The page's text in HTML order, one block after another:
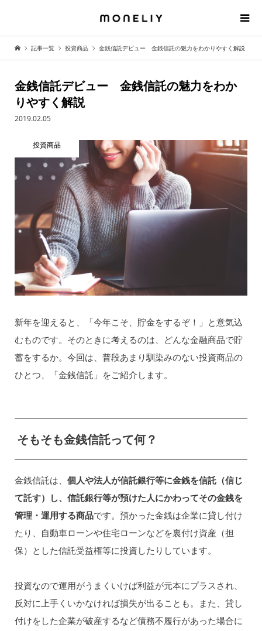
記事一覧 投資商品 金銭信託デビュー 金銭信託の魅力をわかりやすく解説
金銭信託デビュー 金銭信託の魅力をわか
りやすく解説
2019.02.05
投資商品
新年を迎えると、「今年こそ、貯金をするぞ！」と意気込
むものです。そのときに考えるのは、どんな金融商品で貯
蓄をするか。今回は、普段あまり馴染みのない投資商品の
ひとつ、「金銭信託」をご紹介します。
そもそも金銭信託って何？
金銭信託は、 個人や法人が信託銀行等に金銭を信託（信じ
て託す）し、信託銀行等が預けた人にかわってその金銭を
管理・運用する商品です。預かった金銭は企業に貸し付け
たり、自動車ローンや住宅ローンなどを裏付け資産（担
保）とした信託受益権等に投資したりしています。
投資なので運用がうまくいけば利益が元本にプラスされ、
反対に上手くいかなければ損失が出ることも。また、貸し
付けをした企業が破産するなど債務不履行があった場合に